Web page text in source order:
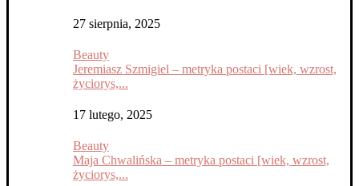
27 sierpnia, 2025
Beauty
Jeremiasz Szmigiel – metryka postaci [wiek, wzrost,
życiorys,...
17 lutego, 2025
Beauty
Maja Chwalińska – metryka postaci [wiek, wzrost,
życiorys,...